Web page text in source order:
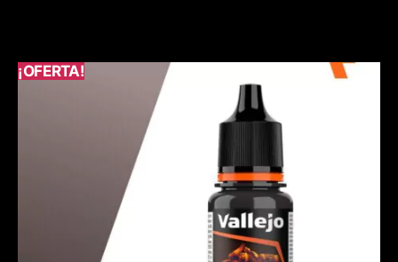
¡OFERTA!